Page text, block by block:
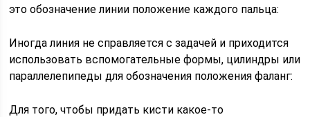
это обозначение линии положение каждого пальца:
Иногда линия не справляется с задачей и приходится
использовать вспомогательные формы, цилиндры или
параллелепипеды для обозначения положения фаланг:
Для того, чтобы придать кисти какое-то